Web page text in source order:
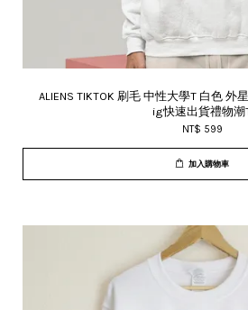
ALIENS TIKTOK 刷毛 中性大學T 白色 外
ig快速出貨禮物潮
NT$ 599
加入購物車